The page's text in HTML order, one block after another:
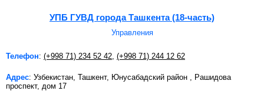
УПБ ГУВД города Ташкента (18-часть)
Управления
Телефон: (+998 71) 234 52 42 (+998 71) 244 12 62
Адрес: Узбекистан, Ташкент, Юнусабадский район , Рашидова
проспект, дом 17